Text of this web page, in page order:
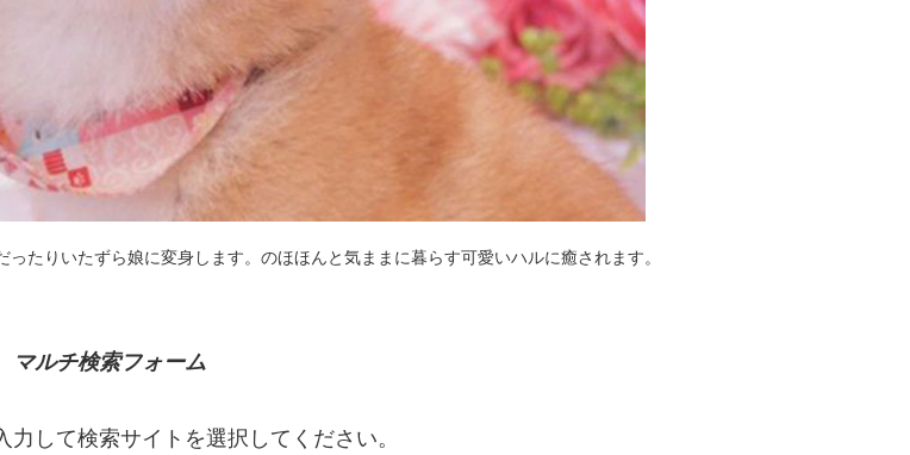
たりいたずら娘に変身します。のほほんと気ままに暮らす可愛いハルに癒されます。
マルチ検索フォーム
力して検索サイトを選択してください。